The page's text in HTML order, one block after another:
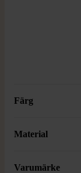
Färg
Material
Varumärke